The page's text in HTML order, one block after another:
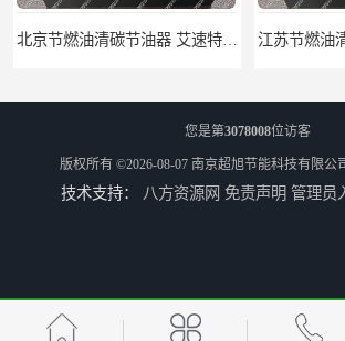
您是第3078008位访客
版权所有 ©2026-08-07 南京超旭节能科技有限公
技术支持： 八方资源网 免责声明 管理员